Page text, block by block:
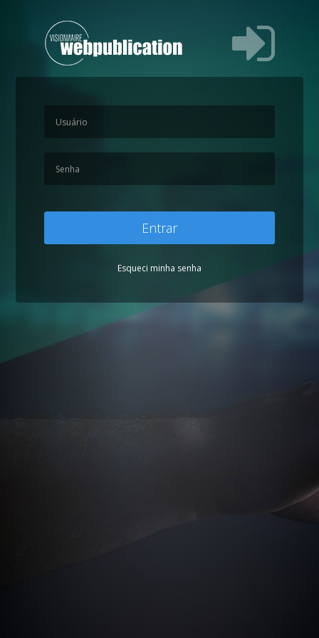
Entrar
Esqueci minha senha